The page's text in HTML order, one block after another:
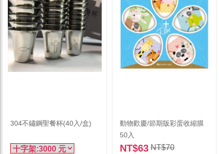
304不鏽鋼聖餐杯(40入/盒)
動物歡慶/節期版彩蛋收縮膜
50入
NT$63 NT$70